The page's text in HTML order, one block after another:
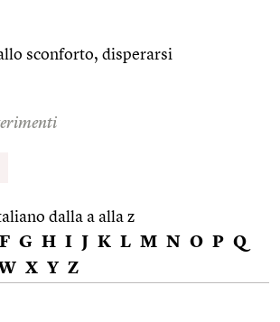
sconforto, disperarsi
dalla a alla z
F G H I J K L M N O P Q
X Y Z